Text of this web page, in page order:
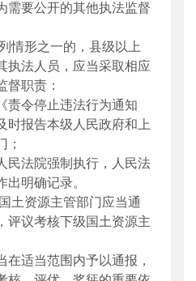
需要公开的其他执法监督
情形之一的，县级以上
执法人员，应当采取相应
督职责：
责令停止违法行为通知
时报告本级人民政府和上
；
民法院强制执行，人民法
出明确记录。
国土资源主管部门应当通
评议考核下级国土资源主
在适当范围内予以通报，